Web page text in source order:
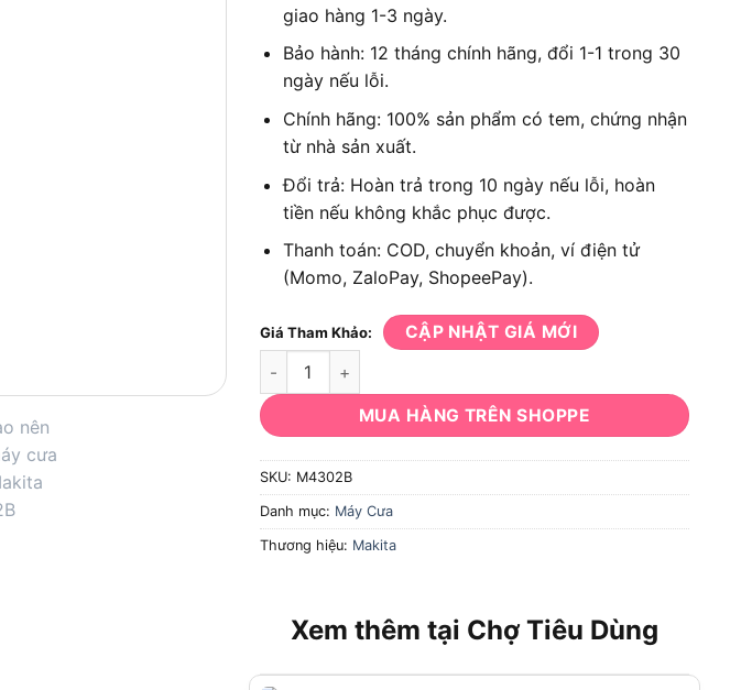
giao hàng 1-3 ngày.
Bảo hành: 12 tháng chính hãng, đổi 1-1 trong 30
ngày nếu lỗi.
Chính hãng: 100% sản phẩm có tem, chứng nhận
từ nhà sản xuất.
Đổi trả: Hoàn trả trong 10 ngày nếu lỗi, hoàn
tiền nếu không khắc phục được.
Thanh toán: COD, chuyển khoản, ví điện tử
(Momo, ZaloPay, ShopeePay).
Giá Tham Khảo: CẬP NHẬT GIÁ MỚI
Máy cưa lọng Makita M4302B 450W số lượng
MUA HÀNG TRÊN SHOPPE
SKU: M4302B
Danh mục: Máy Cưa
Thương hiệu: Makita
Xem thêm tại Chợ Tiêu Dùng